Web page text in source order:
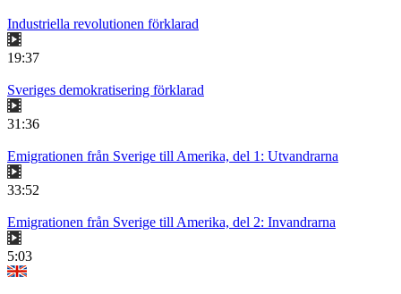
Industriella revolutionen förklarad
19:37
Sveriges demokratisering förklarad
31:36
Emigrationen från Sverige till Amerika, del 1: Utvandrarna
33:52
Emigrationen från Sverige till Amerika, del 2: Invandrarna
5:03